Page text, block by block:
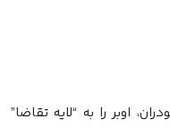
اوبر را به “لایه تقاضا”